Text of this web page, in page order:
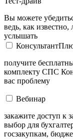
Вы можете
ведь, как
услышать
получите
комплекту СПС
вас проблему
Вебинар
закажите доступ к
выбор для
госзакупкам,